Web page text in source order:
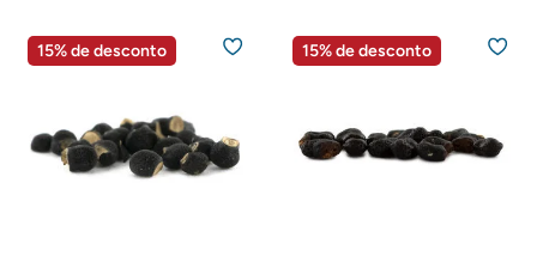
15% de desconto 15% de desconto